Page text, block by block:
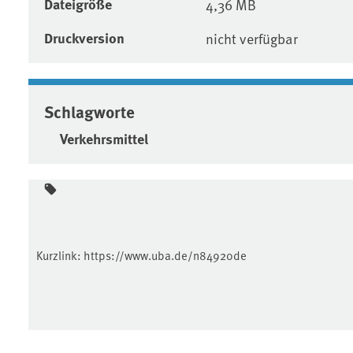
4,36 MB
Druckversion nicht verfügbar
Schlagworte
Verkehrsmittel
Kurzlink: https://www.uba.de/n84920de